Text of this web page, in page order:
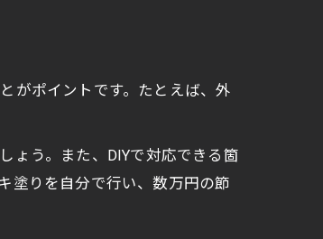
がポイントです。たとえば、外
ょう。また、DIYで対応できる箇
塗りを自分で行い、数万円の節